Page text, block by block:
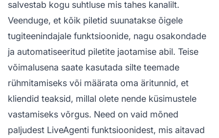
salvestab kogu suhtluse mis tahes kanalilt.
Veenduge, et kõik piletid suunatakse õigele
tugiteenindajale funktsioonide, nagu osakondade
ja automatiseeritud piletite jaotamise abil. Teise
võimalusena saate kasutada silte teemade
rühmitamiseks või määrata oma äritunnid, et
kliendid teaksid, millal olete nende küsimustele
vastamiseks võrgus. Need on vaid mõned
paljudest LiveAgenti funktsioonidest, mis aitavad